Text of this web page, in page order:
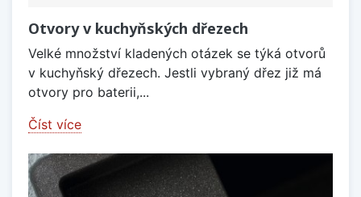
Otvory v kuchyňských dřezech
Velké množství kladených otázek se týká otvorů
v kuchyňský dřezech. Jestli vybraný dřez již má
otvory pro baterii,...
Číst více